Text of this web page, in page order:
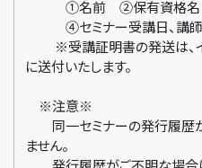
①名前 ②保有資格名
④セミナー受講日、講師
※受講証明書の発送は、イ
に送付いたします。
※注意※
同一セミナーの発行履歴
ません。